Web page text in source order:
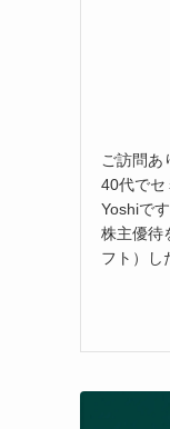
ご訪問あ
40代でセ
Yoshiです
株主優待
フト）し